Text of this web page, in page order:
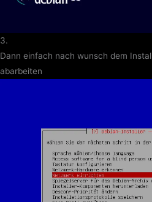
3.
Dann einfach nach wunsch dem
abarbeiten